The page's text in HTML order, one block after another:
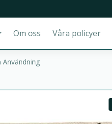
Om oss Våra policyer